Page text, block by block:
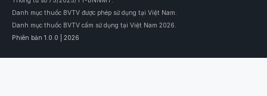
Danh mục thuốc BVTV được phép sử dụng tại Việt Nam.
Danh mục thuốc BVTV cấm sử dụng tại Việt Nam 2026.
Phiên bản 1.0.0 | 2026